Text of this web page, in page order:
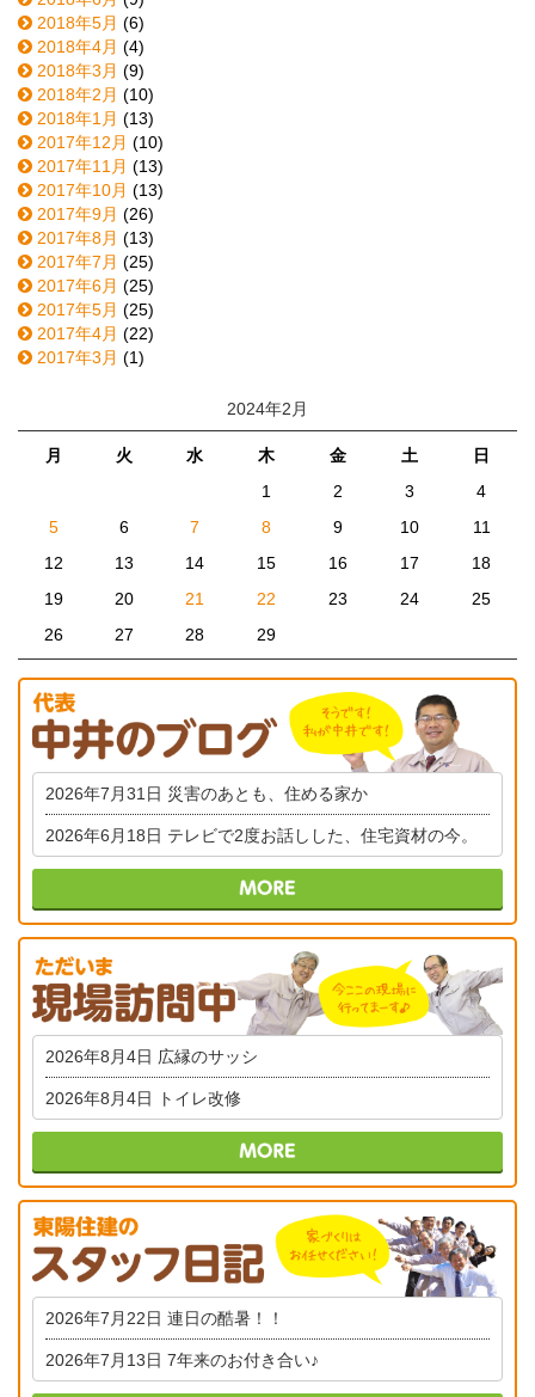
2018年5月 (6)
2018年4月 (4)
2018年3月 (9)
2018年2月 (10)
2018年1月 (13)
2017年12月 (10)
2017年11月 (13)
2017年10月 (13)
2017年9月 (26)
2017年8月 (13)
2017年7月 (25)
2017年6月 (25)
2017年5月 (25)
2017年4月 (22)
2017年3月 (1)
2024年2月
月 火 水 木 金 土
日
1
2 3
4
5
6 7 8 9 10
11
12
13 14 15 16 17
18
19
20 21 22 23 24
25
26
27 28 29
2026年7月31日 災害のあとも、住める家か
2026年6月18日 テレビで2度お話しした、住宅資材の今。
2026年8月4日 広縁のサッシ
2026年8月4日 トイレ改修
2026年7月22日 連日の酷暑！！
2026年7月13日 7年来のお付き合い♪